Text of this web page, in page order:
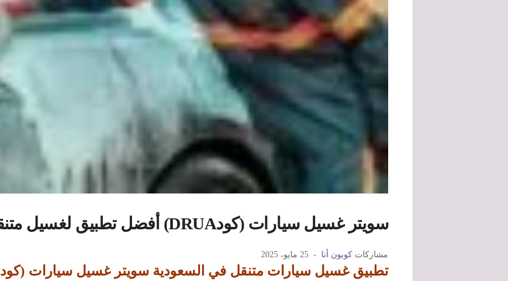
سويتر غسيل سيارات (كودDRUA) أفضل تطبيق لغسيل متنقل
مشاركات كوبون أنا 25 مايو، 2025
تطبيق غسيل سيارات متنقل في السعودية سويتر غسيل سيارات (كودDRUA): خدمة مريحة تص